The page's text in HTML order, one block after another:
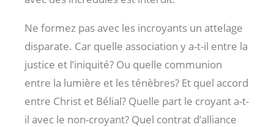
Ne formez pas avec les incroyants un attelage
disparate. Car quelle association y a-t-il entre la
justice et l’iniquité? Ou quelle communion
entre la lumière et les ténèbres? Et quel accord
entre Christ et Bélial? Quelle part le croyant a-t-
il avec le non-croyant? Quel contrat d’alliance